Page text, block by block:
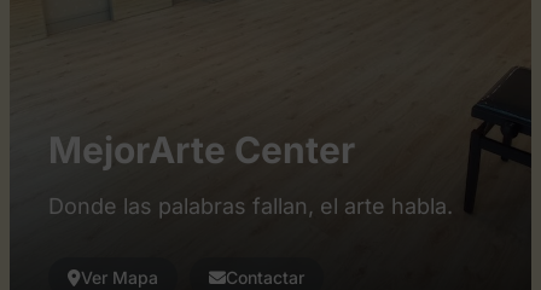
MejorArte Center
Donde las palabras fallan, el arte habla.
Ver Mapa Contactar